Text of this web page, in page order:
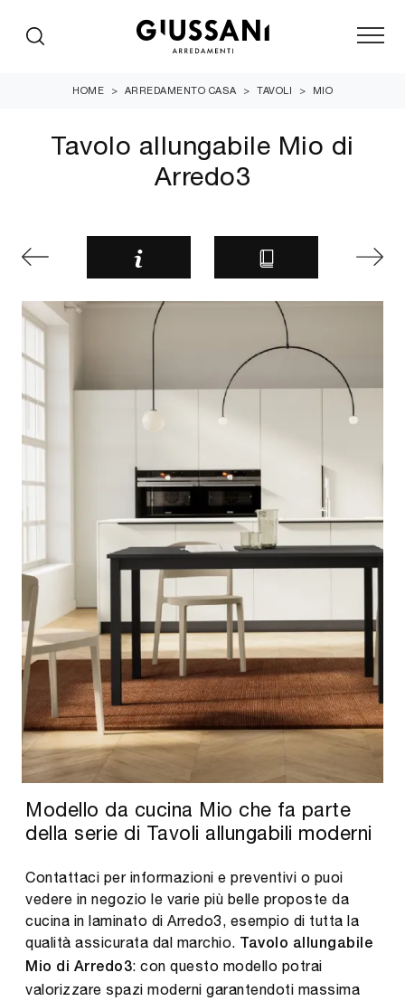
HOME > ARREDAMENTO CASA > TAVOLI > MIO
Tavolo allungabile Mio di
Arredo3
Modello da cucina Mio che fa parte
della serie di Tavoli allungabili moderni
Contattaci per informazioni e preventivi o puoi
vedere in negozio le varie più belle proposte da
cucina in laminato di Arredo3, esempio di tutta la
qualità assicurata dal marchio.
Tavolo allungabile
Mio di Arredo3: con questo modello potrai
valorizzare spazi moderni garantendoti massima